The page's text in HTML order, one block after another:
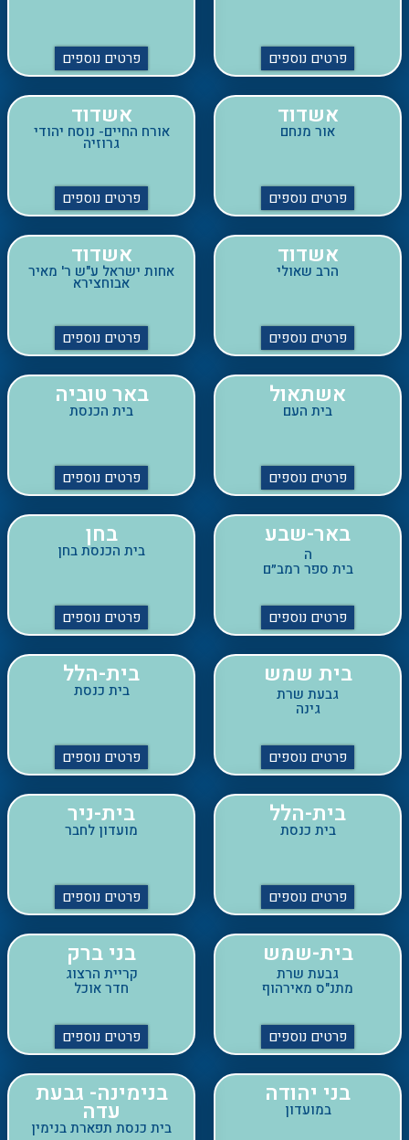
אשדוד
אור מנחם
פרטים נוספים
אשדוד
אורח החיים- נוסח יהודי
גרוזיה
פרטים נוספים
אשדוד
הרב שאולי
פרטים נוספים
אשדוד
אחות ישראל ע"ש ר' מאיר
אבוחצירא
פרטים נוספים
אשתאול
בית העם
פרטים נוספים
באר טוביה
בית הכנסת
פרטים נוספים
באר-שבע
ה
פרטים נוספים
בחן
בית הכנסת בחן
פרטים נוספים
בית שמש
גבעת שרת
פרטים נוספים
בית-הלל
בית כנסת
פרטים נוספים
בית-הלל
בית כנסת
פרטים נוספים
בית-ניר
מועדון לחבר
פרטים נוספים
בית-שמש
גבעת שרת
פרטים נוספים
בני ברק
קריית הרצוג
פרטים נוספים
בני יהודה
במועדון
פרטים נוספים
בנימינה- גבעת
עדה
פרטים נוספים